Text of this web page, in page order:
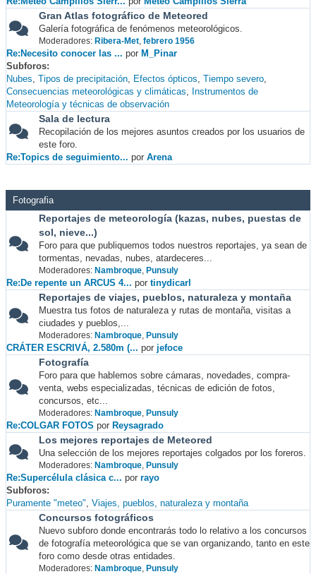
Gran Atlas fotográfico de Meteored
Galería fotográfica de fenómenos meteorológicos.
Moderadores: Ribera-Met, febrero 1956
Re:Necesito conocer las ... por M_Pinar
Subforos
Nubes Tipos de precipitación Efectos ópticos Tiempo severo
Consecuencias meteorológicas y climáticas
Instrumentos de
Meteorología y técnicas de observación
Sala de lectura
Recopilación de los mejores asuntos creados por los usuarios de
este foro.
Re:Topics de seguimiento... por Arena
Fotografia
Reportajes de meteorología (kazas, nubes, puestas de
sol, nieve...)
Foro para que publiquemos todos nuestros reportajes, ya sean de
tormentas, nevadas, nubes, atardeceres...
Moderadores: Nambroque, Punsuly
Re:De repente un ARCUS 4... por tinydicarl
Reportajes de viajes, pueblos, naturaleza y montaña
Muestra tus fotos de naturaleza y rutas de montaña, visitas a
ciudades y pueblos,...
Moderadores: Nambroque, Punsuly
CRÁTER ESCRIVÁ, 2.580m (... por jefoce
Fotografía
Foro para que hablemos sobre cámaras, novedades, compra-
venta, webs especializadas, técnicas de edición de fotos,
concursos, etc...
Moderadores: Nambroque, Punsuly
Re:COLGAR FOTOS por Reysagrado
Los mejores reportajes de Meteored
Una selección de los mejores reportajes colgados por los foreros.
Moderadores: Nambroque, Punsuly
Re:Supercélula clásica c... por rayo
Subforos
Puramente "meteo" Viajes, pueblos, naturaleza y montaña
Concursos fotográficos
Nuevo subforo donde encontrarás todo lo relativo a los concursos
de fotografía meteorológica que se van organizando, tanto en este
foro como desde otras entidades.
Moderadores: Nambroque, Punsuly